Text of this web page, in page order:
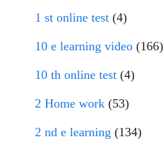
1 st online test (4)
10 e learning video (166)
10 th online test (4)
2 Home work (53)
2 nd e learning (134)